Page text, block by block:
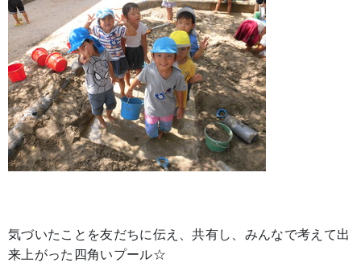
気づいたことを友だちに伝え、共有し、みんなで考えて出
来上がった四角いプール☆